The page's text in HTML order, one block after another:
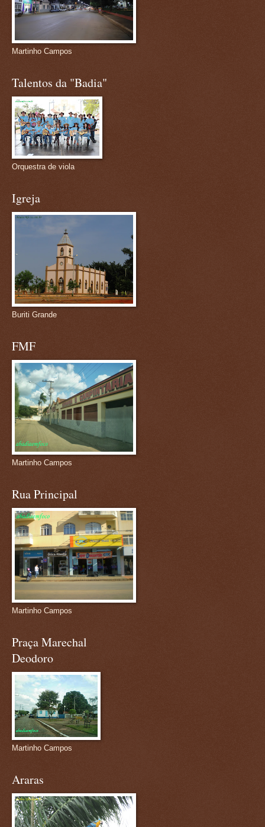
Martinho Campos
Talentos da "Badia"
Orquestra de viola
Igreja
Buriti Grande
FMF
Martinho Campos
Rua Principal
Martinho Campos
Praça Marechal
Deodoro
Martinho Campos
Araras